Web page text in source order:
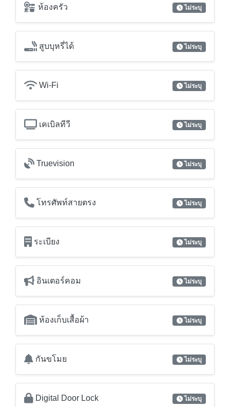
ห้องครัว ไม่ระบุ
สูบบุหรี่ได้ ไม่ระบุ
Wi-Fi ไม่ระบุ
เคเบิลทีวี ไม่ระบุ
Truevision ไม่ระบุ
โทรศัพท์สายตรง ไม่ระบุ
ระเบียง ไม่ระบุ
อินเตอร์คอม ไม่ระบุ
ห้องเก็บเสื้อผ้า ไม่ระบุ
กันขโมย ไม่ระบุ
Digital Door Lock ไม่ระบุ